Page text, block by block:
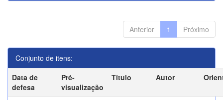
Anterior 1 Próximo
Conjunto de itens:
Data de
defesa
Pré-
visualização
Título Autor